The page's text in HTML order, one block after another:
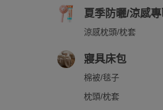
夏季防曬/涼感
涼感枕頭/枕套
寢具床包
棉被/毯子
枕頭/枕套